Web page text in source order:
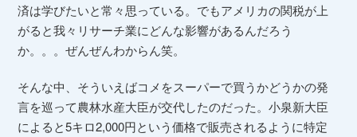
済は学びたいと常々思っている。でもアメリカの関税が上
がると我々リサーチ業にどんな影響があるんだろう
か。。。ぜんぜんわからん笑。
そんな中、そういえばコメをスーパーで買うかどうかの発
言を巡って農林水産大臣が交代したのだった。小泉新大臣
によると5キロ2,000円という価格で販売されるように特定